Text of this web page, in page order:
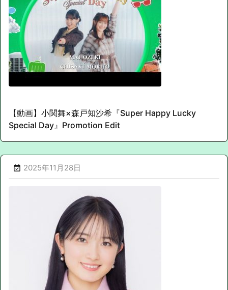
【動画】小関舞×森戸知沙希『Super Happy Lucky
Special Day』Promotion Edit
 2025年11月28日